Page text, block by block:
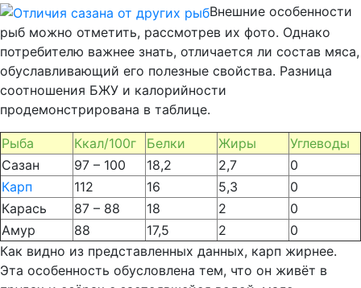
Внешние особенности
рыб можно отметить, рассмотрев их фото. Однако
потребителю важнее знать, отличается ли состав мяса,
обуславливающий его полезные свойства. Разница
соотношения БЖУ и калорийности
продемонстрирована в таблице.
Рыба Ккал/100г Белки Жиры
Углеводы
Сазан
97 – 100 18,2 2,7
0
Карп
112 16 5,3
0
Карась
87 – 88 18 2
0
Амур
88 17,5 2
0
Как видно из представленных данных, карп жирнее.
Эта особенность обусловлена тем, что он живёт в